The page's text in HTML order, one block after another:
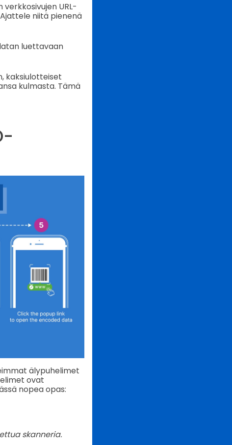
URL-
niitä pienenä
luettavaan
kaksiulotteiset
kulmasta. Tämä
älypuhelimet
ovat
nopea opas:
skanneria.